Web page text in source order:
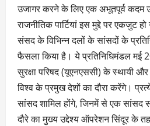
उजागर करने के लिए एक अभूतपूर्व कदम
राजनीतिक पार्टियां इस मुद्दे पर एकजुट
संसद के विभिन्न दलों के सांसदों के
फैसला किया है। ये प्रतिनिधिमंडल मई
सुरक्षा परिषद (यूएनएससी) के स्थायी
विश्व के प्रमुख देशों का दौरा करेंगे।
सांसद शामिल होंगे, जिनमें से एक सांसद
दौरे का मुख्य उद्देश्य ऑपरेशन सिंदूर के तहत